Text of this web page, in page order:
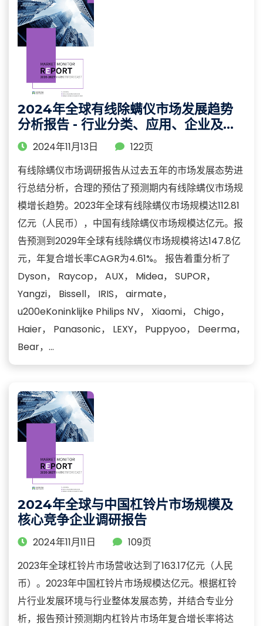
2024年全球有线除螨仪市场发展趋势
分析报告 - 行业分类、应用、企业及区
域分析
2024年11月13日
122页
有线除螨仪市场调研报告从过去五年的市场发展态势进
行总结分析，合理的预估了预测期内有线除螨仪市场规
模增长趋势。2023年全球有线除螨仪市场规模达112.81
亿元（人民币），中国有线除螨仪市场规模达亿元。报
告预测到2029年全球有线除螨仪市场规模将达147.8亿
元，年复合增长率CAGR为4.61%。 报告着重分析了
Dyson， Raycop， AUX， Midea， SUPOR，
Yangzi， Bissell， IRIS， airmate，
u200eKoninklijke Philips NV， Xiaomi， Chigo，
Haier， Panasonic， LEXY， Puppyoo， Deerma，
Bear，...
2024年全球与中国杠铃片市场规模及
核心竞争企业调研报告
2024年11月11日
109页
2023年全球杠铃片市场营收达到了163.17亿元（人民
币）。2023年中国杠铃片市场规模达亿元。根据杠铃
片行业发展环境与行业整体发展态势，并结合专业分
析，报告预计预测期内杠铃片市场年复合增长率将达